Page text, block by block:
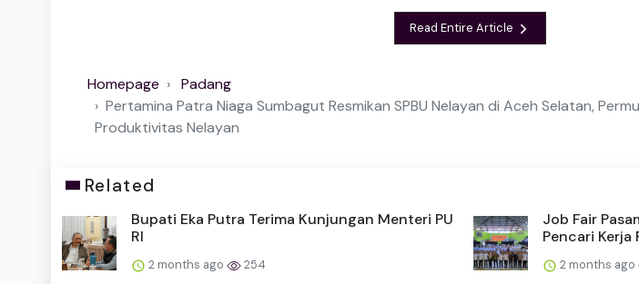
Read Entire Article
Homepage
Padang
Pertamina Patra Niaga Sumbagut Resmikan SPBU Nelayan di Aceh Selatan,
Produktivitas Nelayan
Related
Bupati Eka Putra Terima Kunjungan Menteri PU
RI
2 months ago 254
Job Fair
Pencari Kerja
2 months ago